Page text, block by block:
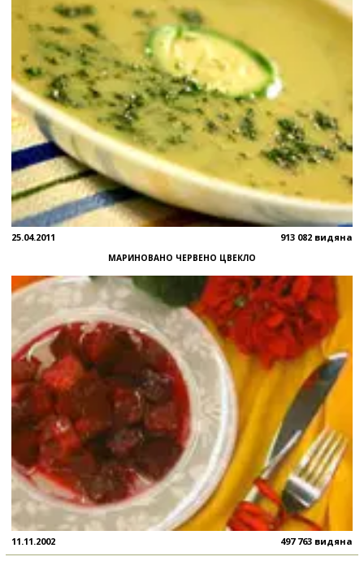
25.04.2011 913 082 видяна
МАРИНОВАНО ЧЕРВЕНО ЦВЕКЛО
11.11.2002 497 763 видяна